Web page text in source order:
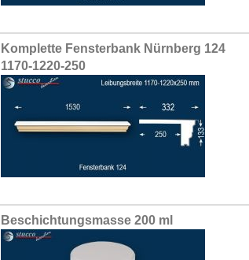
Komplette Fensterbank Nürnberg 124
1170-1220-250
Beschichtungsmasse 200 ml